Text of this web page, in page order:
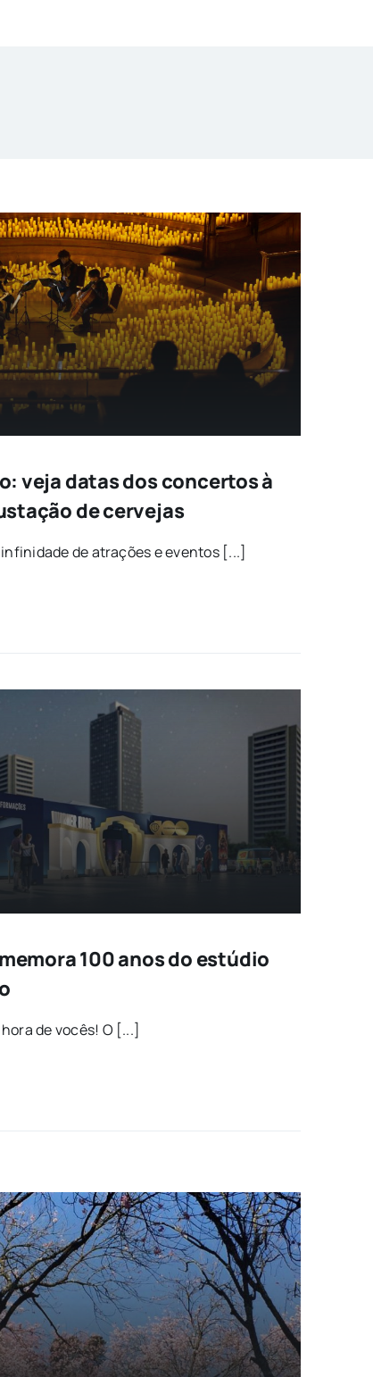
veja datas dos concertos à
de cervejas
de atrações e eventos [...]
100 anos do estúdio
de vocês! O [...]